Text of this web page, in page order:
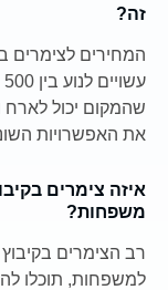
זה?
המחירים לצימרים
שהמקום יכול לארח
את האפשרויות
איזה צימרים
משפחות?
רב הצימרים
למשפחות, תוכלו